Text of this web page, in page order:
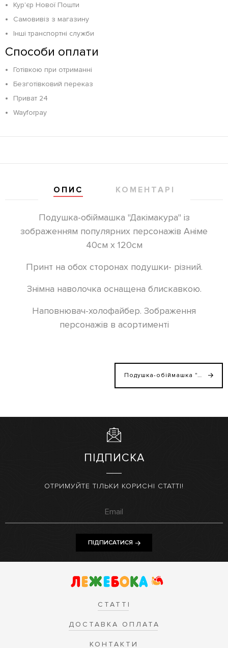
Кур'єр Нової Пошти
Самовивіз з магазину
Інші транспортні служби
Способи оплати
Готівкою при отриманні
Безготівковий переказ
Приват 24
Wayforpay
ОПИС КОМЕНТАРІ
Подушка-обіймашка "Дакімакура" із
зображенням популярних персонажів Аніме
40см х 120см
Принт на обох сторонах подушки- різний.
Знімна наволочка оснащена блискавкою.
Наповнювач-холофайбер. Зображення
персонажів в асортименті
Подушка-обіймашка "Дакімакура" із зображенням Себастьян, 40смХ120см
ПІДПИСКА
ОТРИМУЙТЕ ТІЛЬКИ КОРИСНІ СТАТТІ!
ПІДПИСАТИСЯ
СТАТТІ
ДОСТАВКА ОПЛАТА
КОНТАКТИ